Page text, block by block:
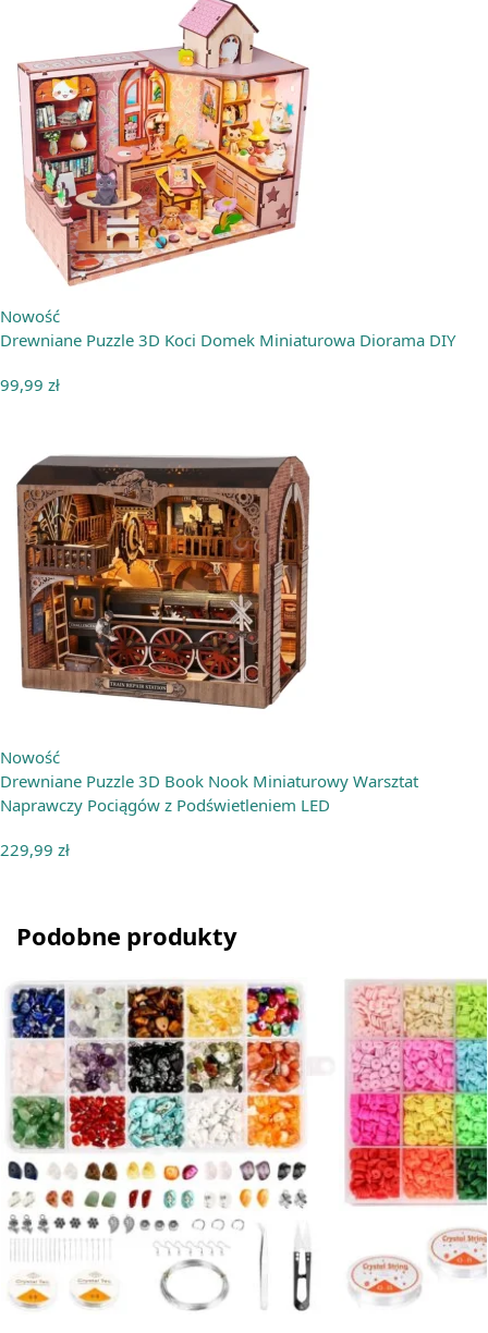
Nowość
Drewniane Puzzle 3D Koci Domek Miniaturowa Diorama DIY
99,99 zł
Nowość
Drewniane Puzzle 3D Book Nook Miniaturowy Warsztat
Naprawczy Pociągów z Podświetleniem LED
229,99 zł
Podobne produkty